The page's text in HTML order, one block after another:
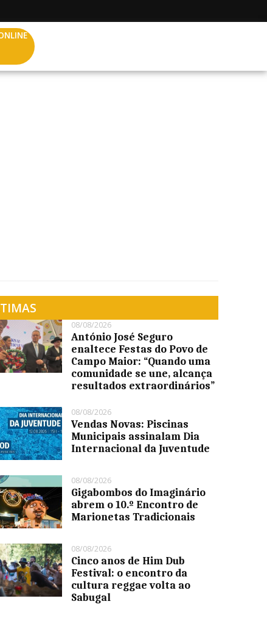
08/08/2026
António José Seguro
enaltece Festas do Povo de
Campo Maior: “Quando uma
comunidade se une, alcança
resultados extraordinários”
08/08/2026
Vendas Novas: Piscinas
Municipais assinalam Dia
Internacional da Juventude
08/08/2026
Gigabombos do Imaginário
abrem o 10.º Encontro de
Marionetas Tradicionais
08/08/2026
Cinco anos de Him Dub
Festival: o encontro da
cultura reggae volta ao
Sabugal